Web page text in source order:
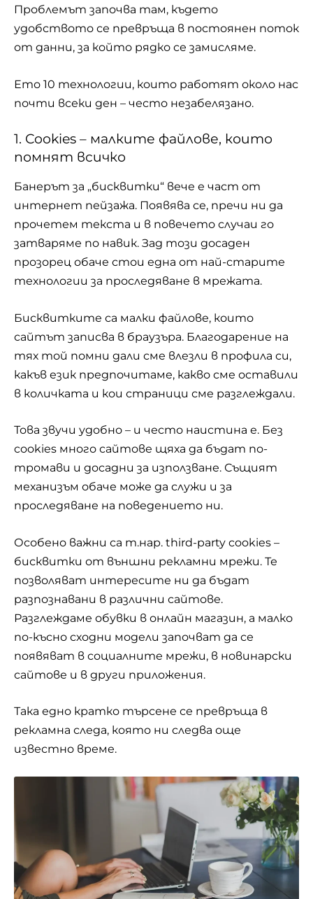
Проблемът започва там, където
удобството се превръща в постоянен поток
от данни, за който рядко се замисляме.
Ето 10 технологии, които работят около нас
почти всеки ден – често незабелязано.
1. Cookies – малките файлове, които
помнят всичко
Банерът за „бисквитки“ вече е част от
интернет пейзажа. Появява се, пречи ни да
прочетем текста и в повечето случаи го
затваряме по навик. Зад този досаден
прозорец обаче стои една от най-старите
технологии за проследяване в мрежата.
Бисквитките са малки файлове, които
сайтът записва в браузъра. Благодарение на
тях той помни дали сме влезли в профила си,
какъв език предпочитаме, какво сме оставили
в количката и кои страници сме разглеждали.
Това звучи удобно – и често наистина е. Без
cookies много сайтове щяха да бъдат по-
тромави и досадни за използване. Същият
механизъм обаче може да служи и за
проследяване на поведението ни.
Особено важни са т.нар. third-party cookies –
бисквитки от външни рекламни мрежи. Те
позволяват интересите ни да бъдат
разпознавани в различни сайтове.
Разглеждаме обувки в онлайн магазин, а малко
по-късно сходни модели започват да се
появяват в социалните мрежи, в новинарски
сайтове и в други приложения.
Така едно кратко търсене се превръща в
рекламна следа, която ни следва още
известно време.